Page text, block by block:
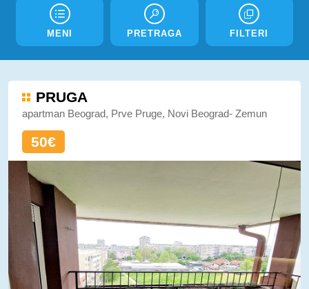
MENI PRETRAGA FILTERI
PRUGA
apartman Beograd, Prve Pruge, Novi Beograd- Zemun
50€